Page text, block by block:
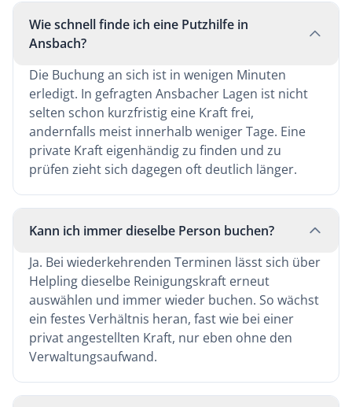
Wie schnell finde ich eine Putzhilfe in
Ansbach?
Die Buchung an sich ist in wenigen Minuten
erledigt. In gefragten Ansbacher Lagen ist nicht
selten schon kurzfristig eine Kraft frei,
andernfalls meist innerhalb weniger Tage. Eine
private Kraft eigenhändig zu finden und zu
prüfen zieht sich dagegen oft deutlich länger.
Kann ich immer dieselbe Person buchen?
Ja. Bei wiederkehrenden Terminen lässt sich über
Helpling dieselbe Reinigungskraft erneut
auswählen und immer wieder buchen. So wächst
ein festes Verhältnis heran, fast wie bei einer
privat angestellten Kraft, nur eben ohne den
Verwaltungsaufwand.